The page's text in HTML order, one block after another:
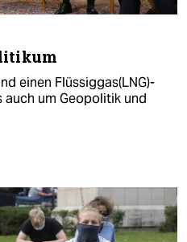
einen Flüssiggas(LNG)-
auch um Geopolitik und